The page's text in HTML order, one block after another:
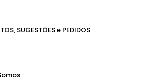
SUGESTÕES e PEDIDOS